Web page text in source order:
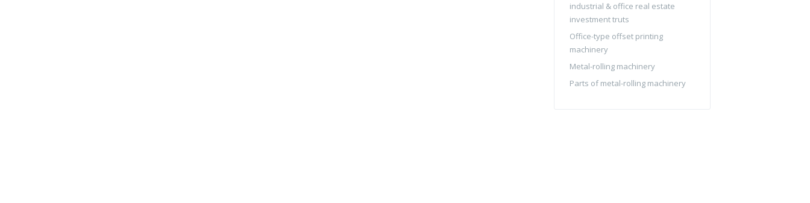
industrial & office real estate
investment truts
Office-type offset printing
machinery
Metal-rolling machinery
Parts of metal-rolling machinery